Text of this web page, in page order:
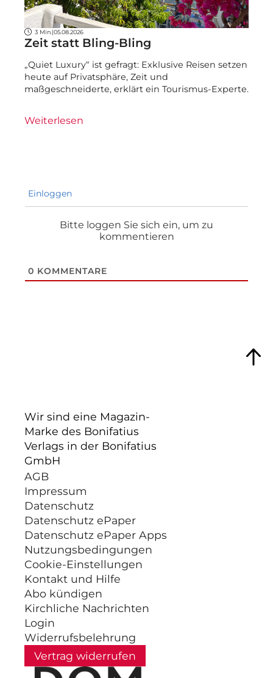
3 Min. |05.08.2026
Zeit statt Bling-Bling
„Quiet Luxury“ ist gefragt: Exklusive Reisen setzen
heute auf Privatsphäre, Zeit und
maßgeschneiderte, erklärt ein Tourismus-Experte.
Weiterlesen
Einloggen
Bitte loggen Sie sich ein, um zu
kommentieren
0 KOMMENTARE
Wir sind eine Magazin-
Marke des Bonifatius
Verlags in der Bonifatius
GmbH
AGB
Impressum
Datenschutz
Datenschutz ePaper
Datenschutz ePaper Apps
Nutzungsbedingungen
Cookie-Einstellungen
Kontakt und Hilfe
Abo kündigen
Kirchliche Nachrichten
Login
Widerrufsbelehrung
Vertrag widerrufen